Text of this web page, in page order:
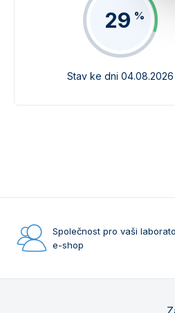
29 %
Stav ke dni 04.08.2026
Společnost pro vaši
e-shop